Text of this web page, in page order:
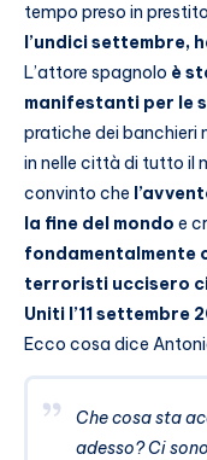
tempo preso in
l’undici settembre,
L’attore spagnolo è
manifestanti per le
pratiche dei banchieri
in nelle città di tutto il
convinto che
la fine del mondo e
fondamentalmente
terroristi uccisero
Uniti l’​​11 settembre
Ecco cosa dice
Che cosa sta
adesso? Ci